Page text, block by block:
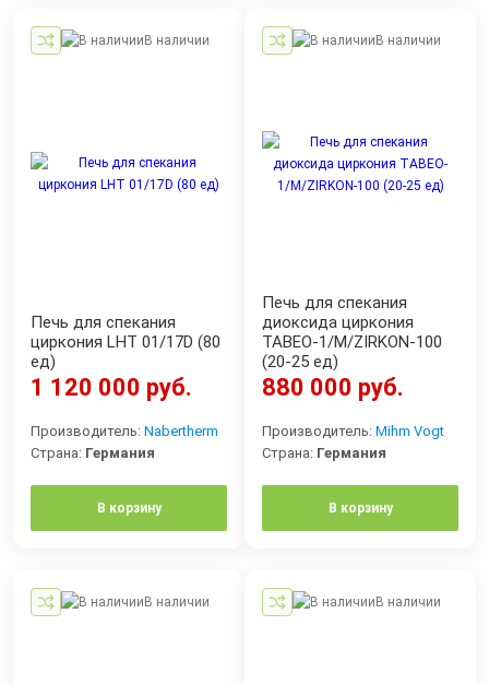
В наличии
Печь для спекания
циркония LHT 01/17D (80
ед)
1 120 000 руб.
Производитель: Nabertherm
Страна: Германия
В корзину
В наличии
Печь для спекания
диоксида циркония
TABEO-1/M/ZIRKON-100
(20-25 ед)
880 000 руб.
Производитель: Mihm Vogt
Страна: Германия
В корзину
В наличии В наличии